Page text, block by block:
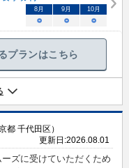
8 月 9 月 10月
○ ○ ○
プランはこちら
都 千代田区）
更新日:2026.08.01
ズに受けていただくため